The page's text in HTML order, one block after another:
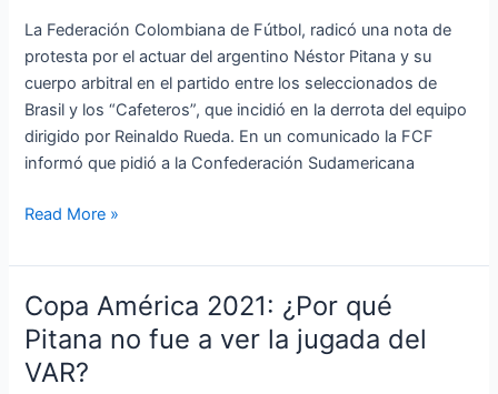
La Federación Colombiana de Fútbol, radicó una nota de
protesta por el actuar del argentino Néstor Pitana y su
cuerpo arbitral en el partido entre los seleccionados de
Brasil y los “Cafeteros”, que incidió en la derrota del equipo
dirigido por Reinaldo Rueda. En un comunicado la FCF
informó que pidió a la Confederación Sudamericana
Read More »
Copa América 2021: ¿Por qué
Pitana no fue a ver la jugada del
VAR?
Copa
América
2021:
¿Por